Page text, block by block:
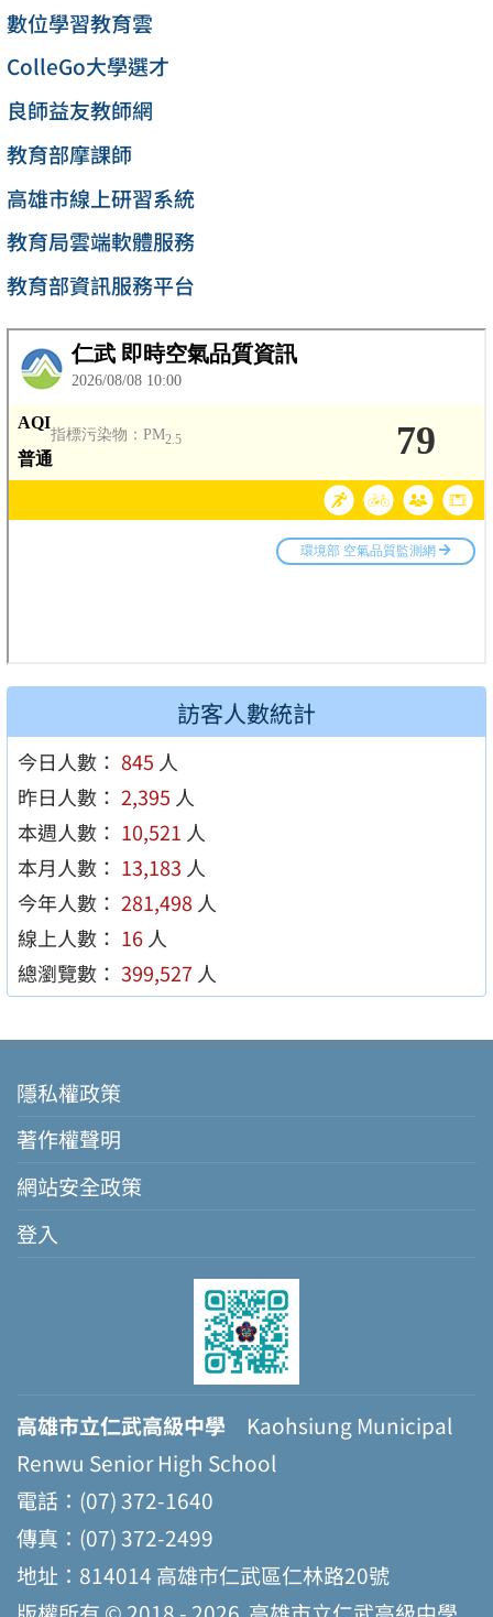
數位學習教育雲
ColleGo大學選才
良師益友教師網
教育部摩課師
高雄市線上研習系統
教育局雲端軟體服務
教育部資訊服務平台
訪客人數統計
今日人數： 845 人
昨日人數： 2,395 人
本週人數： 10,521 人
本月人數： 13,183 人
今年人數： 281,498 人
線上人數： 16 人
總瀏覽數： 399,527 人
隱私權政策
著作權聲明
網站安全政策
登入
高雄市立仁武高級中學 Kaohsiung Municipal
Renwu Senior High School
電話：(07) 372-1640
傳真：(07) 372-2499
地址：814014 高雄市仁武區仁林路20號